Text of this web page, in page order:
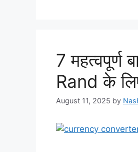
7
Rand के
August 11, 2025 by